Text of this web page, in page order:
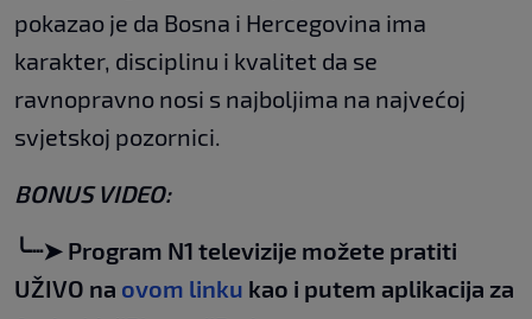
pokazao je da Bosna i Hercegovina ima
karakter, disciplinu i kvalitet da se
ravnopravno nosi s najboljima na najvećoj
svjetskoj pozornici.
BONUS VIDEO:
╰┈➤ Program N1 televizije možete pratiti
UŽIVO na ovom linku kao i putem aplikacija za